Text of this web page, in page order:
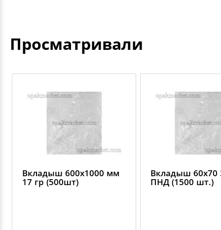
Просматривали
Вкладыш 600х1000 мм
17 гр (500шт)
Вкладыш 60х70
ПНД (1500 шт.)